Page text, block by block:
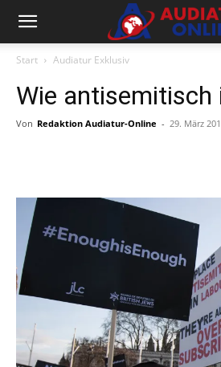
Start Audiatur Exklusiv
Wie antisemitisch
Von Redaktion Audiatur-Online - 29. März